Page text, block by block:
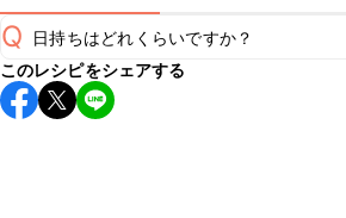
Q 日持ちはどれくらいですか？
保存期間は冷蔵で翌日中が目安です。な
し上がりください。
このレシピをシェアする